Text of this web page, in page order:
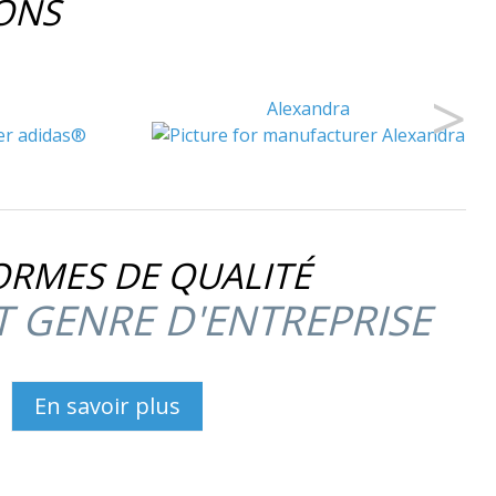
Alexandra >
DE QUALITÉ
D'ENTREPRISE
En savoir plus